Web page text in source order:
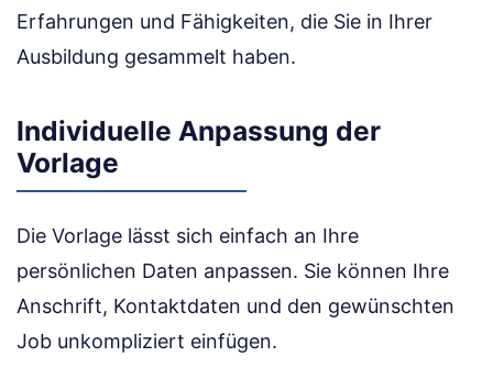
Erfahrungen und Fähigkeiten, die Sie in Ihrer
Ausbildung gesammelt haben.
Individuelle Anpassung der
Vorlage
Die Vorlage lässt sich einfach an Ihre
persönlichen Daten anpassen. Sie können Ihre
Anschrift, Kontaktdaten und den gewünschten
Job unkompliziert einfügen.